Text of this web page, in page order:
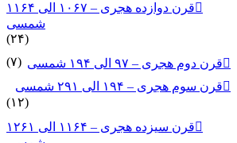
قرن دوازده هجری – ۱۰۶۷ الی ۱۱۶۴
شمسی
(۲۴)
قرن دوم هجری – ۹۷ الی ۱۹۴ شمسی
(۷)
قرن سوم هجری – ۱۹۴ الی ۲۹۱ شمسی
(۱۲)
قرن سیزده هجری – ۱۱۶۴ الی ۱۲۶۱